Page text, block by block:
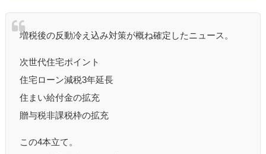
増税後の反動冷え込み対策が概ね確定したニュース。
次世代住宅ポイント
住宅ローン減税3年延長
住まい給付金の拡充
贈与税非課税枠の拡充
この4本立て。